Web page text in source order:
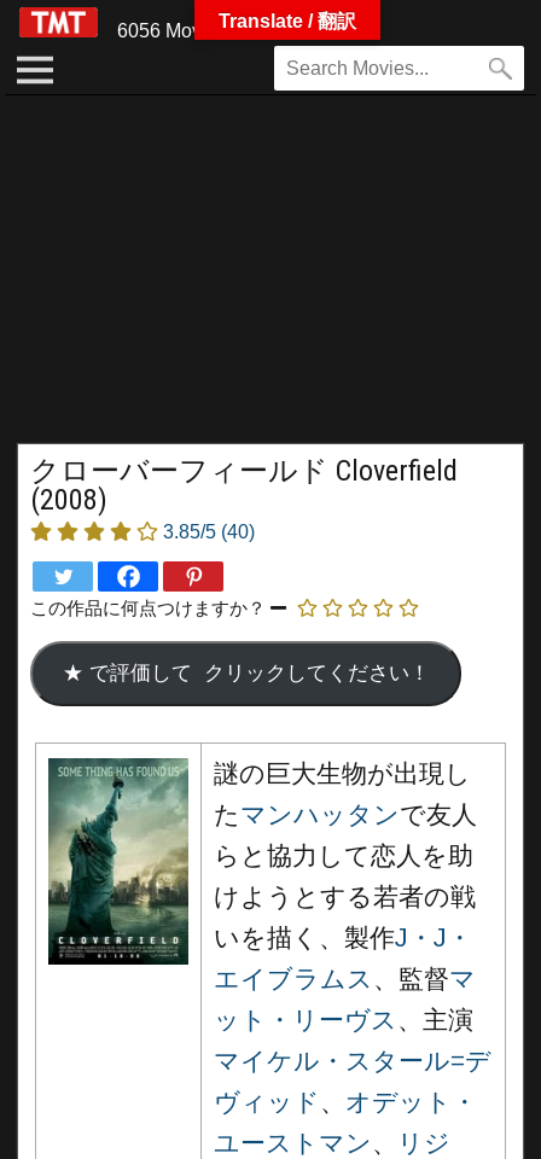
6056 Movies
クローバーフィールド Cloverfield
(2008)
3.85/5 (40)
この作品に何点つけますか？
謎の巨大生物が出現し
たマンハッタンで友人
らと協力して恋人を助
けようとする若者の戦
いを描く、製作J・J・
エイブラムス 、監督マ
ット・リーヴス 、主演
マイケル・スタール=デ
ヴィッド 、 オデット・
ユーストマン 、
リジ
Translate / 翻訳